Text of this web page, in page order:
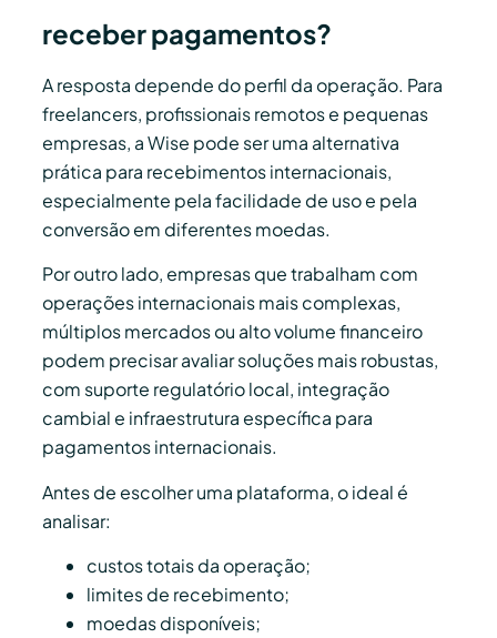
receber pagamentos?
A resposta depende do perfil da operação. Para
freelancers, profissionais remotos e pequenas
empresas, a Wise pode ser uma alternativa
prática para recebimentos internacionais,
especialmente pela facilidade de uso e pela
conversão em diferentes moedas.
Por outro lado, empresas que trabalham com
operações internacionais mais complexas,
múltiplos mercados ou alto volume financeiro
podem precisar avaliar soluções mais robustas,
com suporte regulatório local, integração
cambial e infraestrutura específica para
pagamentos internacionais.
Antes de escolher uma plataforma, o ideal é
analisar:
custos totais da operação;
limites de recebimento;
moedas disponíveis;